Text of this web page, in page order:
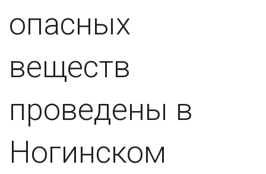
опасных
веществ
проведены в
Ногинском